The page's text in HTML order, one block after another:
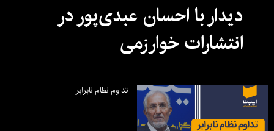
دیدار با احسان عبدی‌پور در
انتشارات خوارزمی
تداوم نظام نابرابر